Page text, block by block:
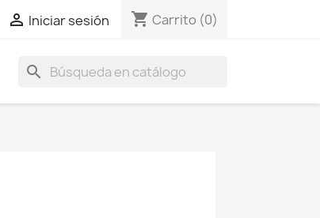
 Iniciar sesión shopping_cart Carrito (0)
search